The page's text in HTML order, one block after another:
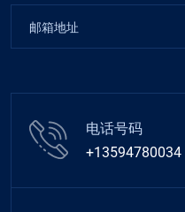
电话号码
+13594780034